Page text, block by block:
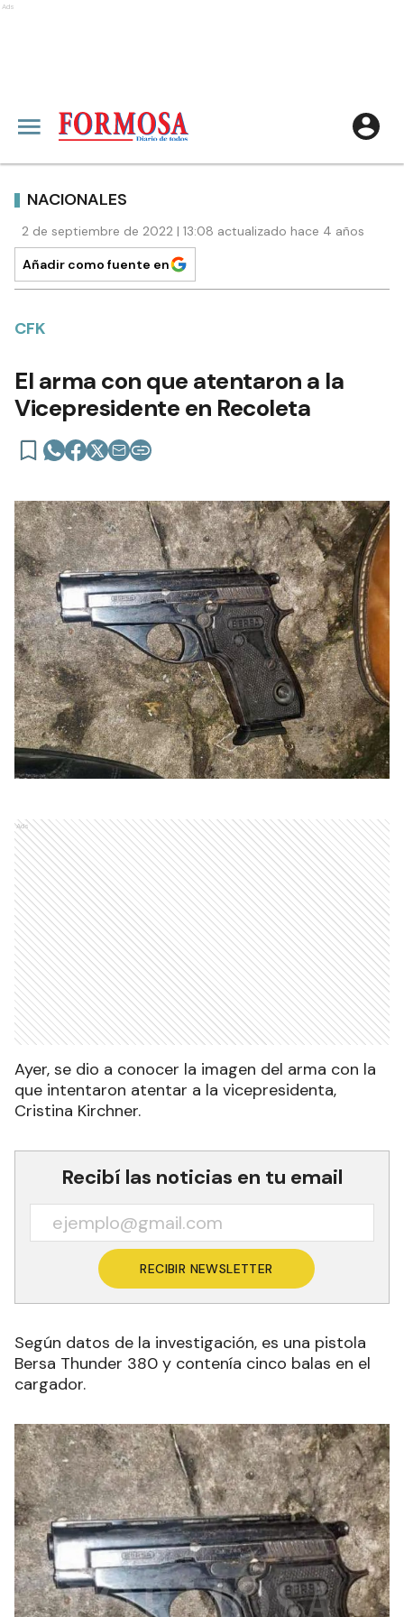
Ads
NACIONALES
2 de septiembre de 2022 | 13:08 actualizado hace 4 años
Añadir como fuente en
CFK
El arma con que atentaron a la
Vicepresidente en Recoleta
Ads
Ayer, se dio a conocer la imagen del arma con la
que intentaron atentar a la vicepresidenta,
Cristina Kirchner.
Recibí las noticias en tu email
RECIBIR NEWSLETTER
Según datos de la investigación, es una pistola
Bersa Thunder 380 y contenía cinco balas en el
cargador.